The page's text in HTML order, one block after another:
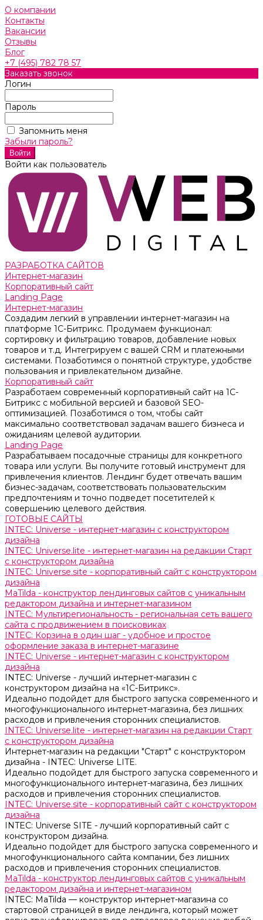
О компании
Контакты
Вакансии
Отзывы
Блог
+7 (495) 782 78 57
Заказать звонок
Логин
Пароль
Запомнить меня
Забыли пароль?
Войти как пользователь
РАЗРАБОТКА САЙТОВ
Интернет-магазин
Корпоративный сайт
Landing Page
Интернет-магазин
Создадим легкий в управлении интернет-магазин на
платформе 1С-Битрикс. Продумаем функционал:
сортировку и фильтрацию товаров, добавление новых
товаров и т.д. Интегрируем с вашей CRM и платежными
системами. Позаботимся о понятной структуре, удобстве
пользования и привлекательном дизайне.
Корпоративный сайт
Разработаем современный корпоративный сайт на 1С-
Битрикс с мобильной версией и базовой SEO-
оптимизацией. Позаботимся о том, чтобы сайт
максимально соответствовал задачам вашего бизнеса и
ожиданиям целевой аудитории.
Landing Page
Разрабатываем посадочные страницы для конкретного
товара или услуги. Вы получите готовый инструмент для
привлечения клиентов. Лендинг будет отвечать вашим
бизнес-задачам, соответствовать пользовательским
предпочтениям и точно подведет посетителей к
совершению целевого действия.
ГОТОВЫЕ САЙТЫ
INTEC: Universe - интернет-магазин с конструктором
дизайна
INTEC: Universe.lite - интернет-магазин на редакции Старт
с конструктором дизайна
INTEC: Universe.site - корпоративный сайт с конструктором
дизайна
MaTilda - конструктор лендинговых сайтов с уникальным
редактором дизайна и интернет-магазином
INTEC: Мультирегиональность - региональная сеть вашего
сайта с продвижением в поисковиках
INTEC: Корзина в один шаг - удобное и простое
оформление заказа в интернет-магазине
INTEC: Universe - интернет-магазин с конструктором
дизайна
INTEC: Universe - лучший интернет-магазин с
конструктором дизайна на «1C-Битрикс».
Идеально подойдет для быстрого запуска современного и
многофункционального интернет-магазина, без лишних
расходов и привлечения сторонних специалистов.
INTEC: Universe.lite - интернет-магазин на редакции Старт
с конструктором дизайна
Интернет-магазин на редакции "Старт" с конструктором
дизайна - INTEC: Universe LITE.
Идеально подойдет для быстрого запуска современного и
многофункционального интернет-магазина, без лишних
расходов и привлечения сторонних специалистов.
INTEC: Universe.site - корпоративный сайт с конструктором
дизайна
INTEC: Universe SITE - лучший корпоративный сайт с
конструктором дизайна.
Идеально подойдет для быстрого запуска современного и
многофункционального сайта компании, без лишних
расходов и привлечения сторонних специалистов.
MaTilda - конструктор лендинговых сайтов с уникальным
редактором дизайна и интернет-магазином
INTEC: MaTilda — конструктор интернет-магазина со
стартовой страницей в виде лендинга, который может